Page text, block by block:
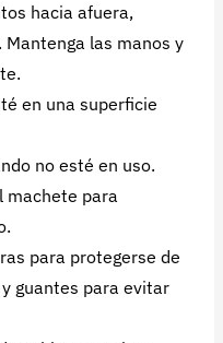
hacia afuera,
las manos y
en una superficie
no esté en uso.
machete para
para protegerse de
guantes para evitar